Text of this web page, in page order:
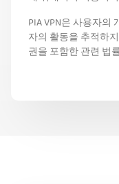
PIA VPN은 사용자의
자의 활동을 추적하
권을 포함한 관련 법